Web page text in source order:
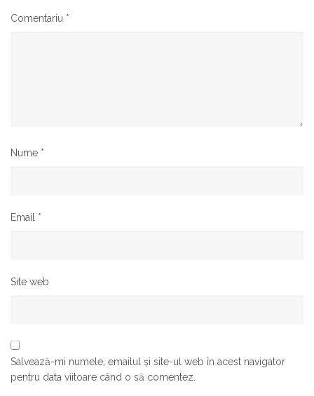
Comentariu *
Nume *
Email *
Site web
Salvează-mi numele, emailul și site-ul web în acest navigator
pentru data viitoare când o să comentez.